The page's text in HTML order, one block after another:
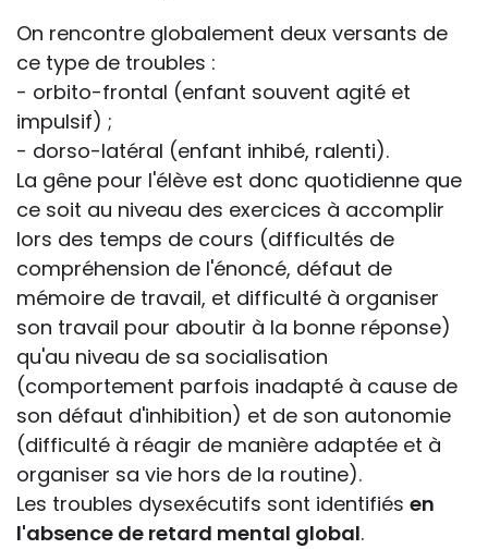
On rencontre globalement deux versants de
ce type de troubles :
- orbito-frontal (enfant souvent agité et
impulsif) ;
- dorso-latéral (enfant inhibé, ralenti).
La gêne pour l'élève est donc quotidienne que
ce soit au niveau des exercices à accomplir
lors des temps de cours (difficultés de
compréhension de l'énoncé, défaut de
mémoire de travail, et difficulté à organiser
son travail pour aboutir à la bonne réponse)
qu'au niveau de sa socialisation
(comportement parfois inadapté à cause de
son défaut d'inhibition) et de son autonomie
(difficulté à réagir de manière adaptée et à
organiser sa vie hors de la routine).
Les troubles dysexécutifs sont identifiés en
l'absence de retard mental global.